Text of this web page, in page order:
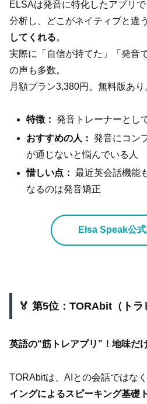
ELSAは発音に特化したアプリ
分析し、どこがネイティブと違
してくれる。
実際に「自信が持てた」「発音
の声も多数。
月額プラン3,380円。無料版あり
特徴： 発音トレーナーとし
おすすめの人： 発音にコン
が通じないと悩んでいる人
惜しい点： 最近英会話機能
なるのは発音矯正
Elsa Speak公
🏅 第5位：TORAbit（トラ
英語の“筋トレアプリ”！地味だ
TORAbitは、AIとの会話ではなく
イングによるスピーキング基礎